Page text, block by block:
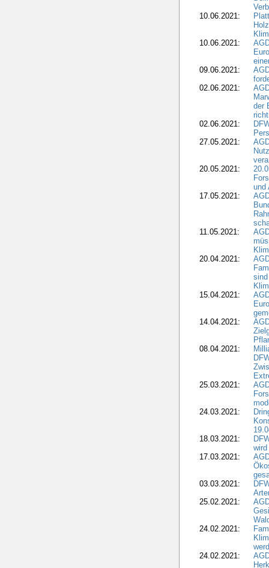
10.06.2021:
10.06.2021:
09.06.2021:
02.06.2021:
der
02.06.2021:
27.05.2021:
20.05.2021:
und
17.05.2021:
11.05.2021:
20.04.2021:
15.04.2021:
14.04.2021:
08.04.2021:
25.03.2021:
24.03.2021:
18.03.2021:
17.03.2021:
03.03.2021:
25.02.2021:
24.02.2021:
24.02.2021: